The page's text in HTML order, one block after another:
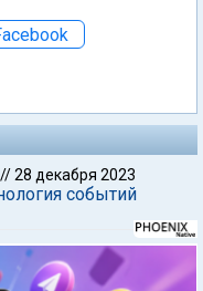
//28 декабря 2023
событий